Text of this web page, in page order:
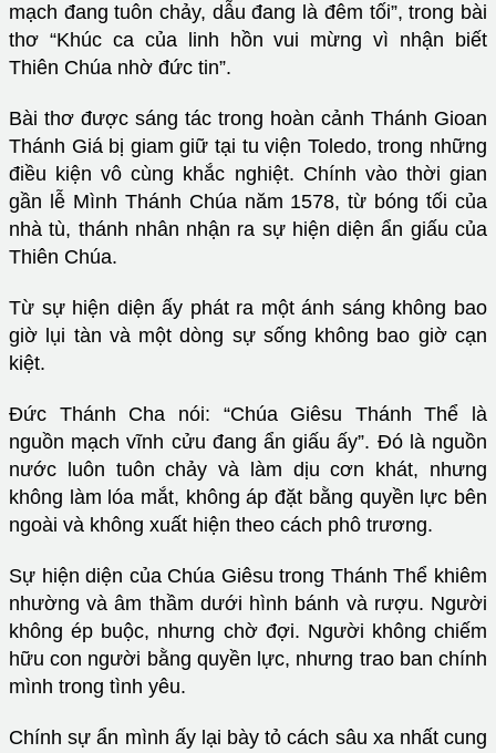
mạch đang tuôn chảy, dẫu đang là đêm tối”, trong bài
thơ “Khúc ca của linh hồn vui mừng vì nhận biết
Thiên Chúa nhờ đức tin”.
Bài thơ được sáng tác trong hoàn cảnh Thánh Gioan
Thánh Giá bị giam giữ tại tu viện Toledo, trong những
điều kiện vô cùng khắc nghiệt. Chính vào thời gian
gần lễ Mình Thánh Chúa năm 1578, từ bóng tối của
nhà tù, thánh nhân nhận ra sự hiện diện ẩn giấu của
Thiên Chúa.
Từ sự hiện diện ấy phát ra một ánh sáng không bao
giờ lụi tàn và một dòng sự sống không bao giờ cạn
kiệt.
Đức Thánh Cha nói: “Chúa Giêsu Thánh Thể là
nguồn mạch vĩnh cửu đang ẩn giấu ấy”. Đó là nguồn
nước luôn tuôn chảy và làm dịu cơn khát, nhưng
không làm lóa mắt, không áp đặt bằng quyền lực bên
ngoài và không xuất hiện theo cách phô trương.
Sự hiện diện của Chúa Giêsu trong Thánh Thể khiêm
nhường và âm thầm dưới hình bánh và rượu. Người
không ép buộc, nhưng chờ đợi. Người không chiếm
hữu con người bằng quyền lực, nhưng trao ban chính
mình trong tình yêu.
Chính sự ẩn mình ấy lại bày tỏ cách sâu xa nhất cung